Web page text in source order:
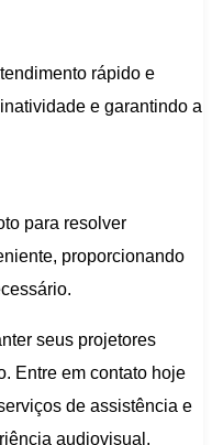
rápido e
e garantindo a
para resolver
proporcionando
seus projetores
Entre em contato hoje
de assistência e
audiovisual.